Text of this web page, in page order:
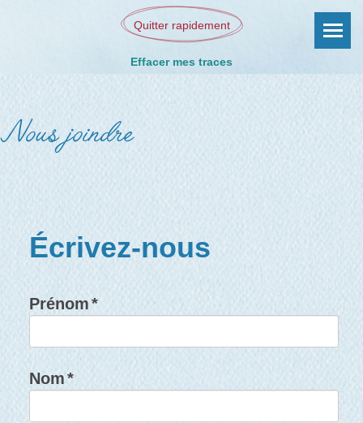
Quitter rapidement
Effacer mes traces
Nous joindre
Écrivez-nous
Prénom*
Nom*